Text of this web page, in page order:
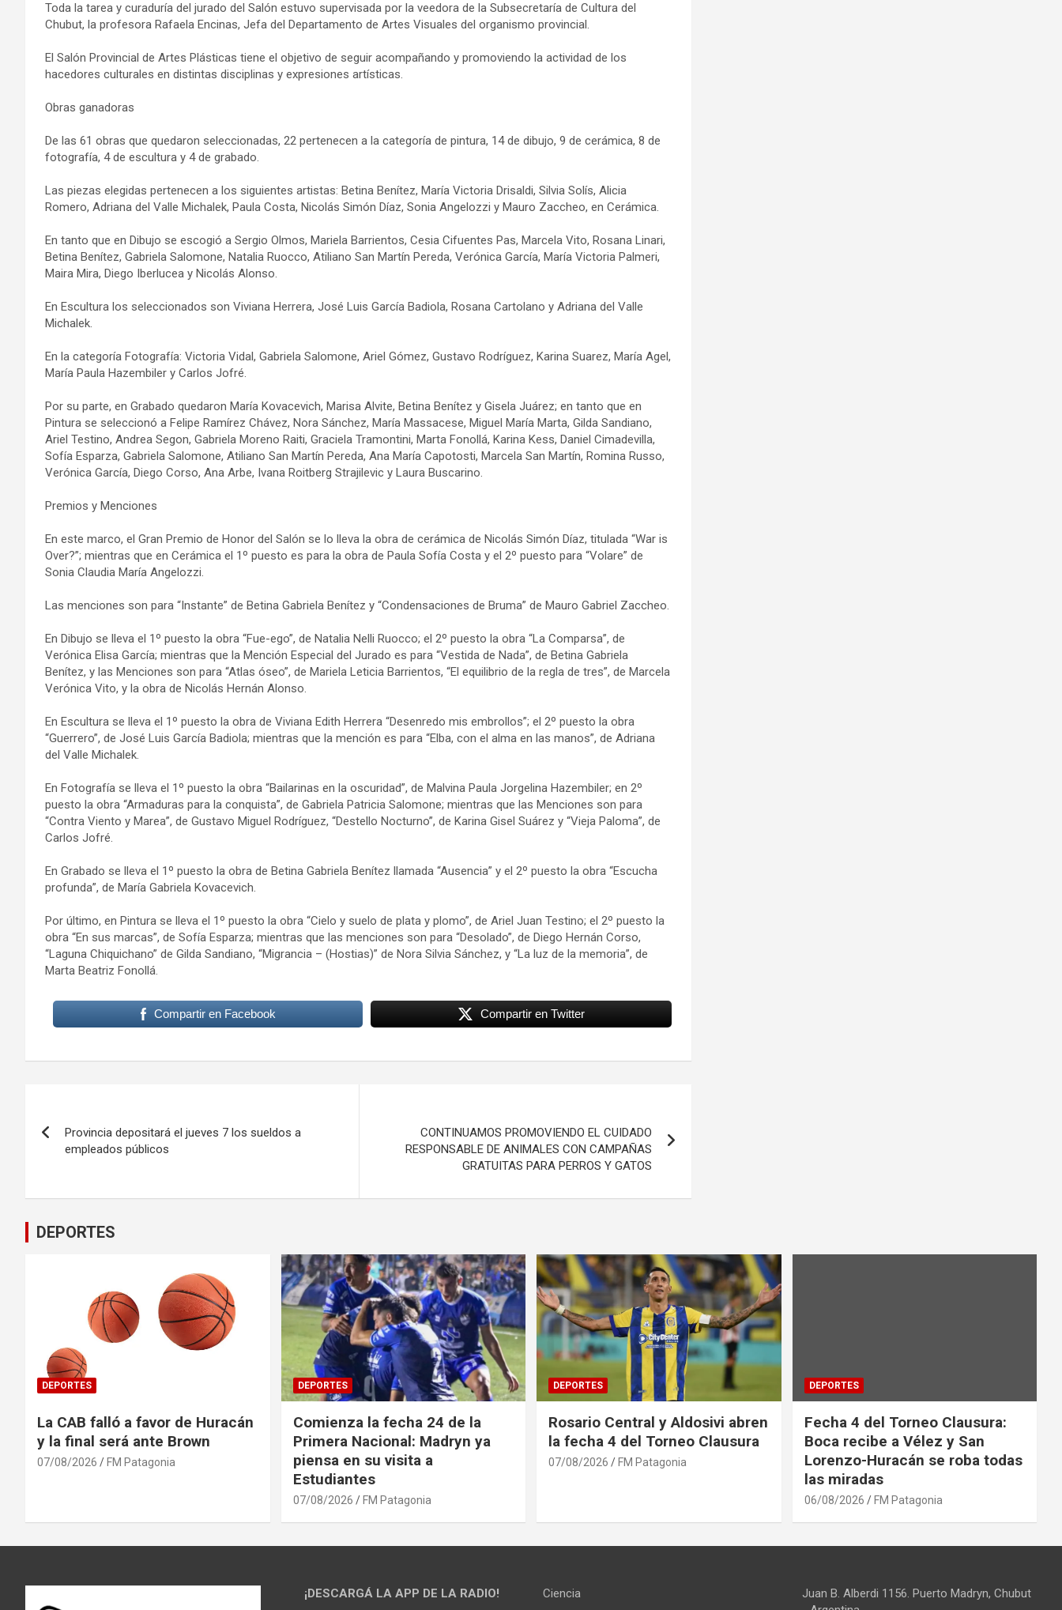
Toda la tarea y curaduría del jurado del Salón estuvo supervisada por la veedora de la Subsecretaría de Cultura del
Chubut, la profesora Rafaela Encinas, Jefa del Departamento de Artes Visuales del organismo provincial.
El Salón Provincial de Artes Plásticas tiene el objetivo de seguir acompañando y promoviendo la actividad de los
hacedores culturales en distintas disciplinas y expresiones artísticas.
Obras ganadoras
De las 61 obras que quedaron seleccionadas, 22 pertenecen a la categoría de pintura, 14 de dibujo, 9 de cerámica, 8 de
fotografía, 4 de escultura y 4 de grabado.
Las piezas elegidas pertenecen a los siguientes artistas: Betina Benítez, María Victoria Drisaldi, Silvia Solís, Alicia
Romero, Adriana del Valle Michalek, Paula Costa, Nicolás Simón Díaz, Sonia Angelozzi y Mauro Zaccheo, en Cerámica.
En tanto que en Dibujo se escogió a Sergio Olmos, Mariela Barrientos, Cesia Cifuentes Pas, Marcela Vito, Rosana Linari,
Betina Benítez, Gabriela Salomone, Natalia Ruocco, Atiliano San Martín Pereda, Verónica García, María Victoria Palmeri,
Maira Mira, Diego Iberlucea y Nicolás Alonso.
En Escultura los seleccionados son Viviana Herrera, José Luis García Badiola, Rosana Cartolano y Adriana del Valle
Michalek.
En la categoría Fotografía: Victoria Vidal, Gabriela Salomone, Ariel Gómez, Gustavo Rodríguez, Karina Suarez, María Agel,
María Paula Hazembiler y Carlos Jofré.
Por su parte, en Grabado quedaron María Kovacevich, Marisa Alvite, Betina Benítez y Gisela Juárez; en tanto que en
Pintura se seleccionó a Felipe Ramírez Chávez, Nora Sánchez, María Massacese, Miguel María Marta, Gilda Sandiano,
Ariel Testino, Andrea Segon, Gabriela Moreno Raiti, Graciela Tramontini, Marta Fonollá, Karina Kess, Daniel Cimadevilla,
Sofía Esparza, Gabriela Salomone, Atiliano San Martín Pereda, Ana María Capotosti, Marcela San Martín, Romina Russo,
Verónica García, Diego Corso, Ana Arbe, Ivana Roitberg Strajilevic y Laura Buscarino.
Premios y Menciones
En este marco, el Gran Premio de Honor del Salón se lo lleva la obra de cerámica de Nicolás Simón Díaz, titulada “War is
Over?”; mientras que en Cerámica el 1º puesto es para la obra de Paula Sofía Costa y el 2º puesto para “Volare” de
Sonia Claudia María Angelozzi.
Las menciones son para “Instante” de Betina Gabriela Benítez y “Condensaciones de Bruma” de Mauro Gabriel Zaccheo.
En Dibujo se lleva el 1º puesto la obra “Fue-ego”, de Natalia Nelli Ruocco; el 2º puesto la obra “La Comparsa”, de
Verónica Elisa García; mientras que la Mención Especial del Jurado es para “Vestida de Nada”, de Betina Gabriela
Benítez, y las Menciones son para “Atlas óseo”, de Mariela Leticia Barrientos, “El equilibrio de la regla de tres”, de Marcela
Verónica Vito, y la obra de Nicolás Hernán Alonso.
En Escultura se lleva el 1º puesto la obra de Viviana Edith Herrera “Desenredo mis embrollos”; el 2º puesto la obra
“Guerrero”, de José Luis García Badiola; mientras que la mención es para “Elba, con el alma en las manos”, de Adriana
del Valle Michalek.
En Fotografía se lleva el 1º puesto la obra “Bailarinas en la oscuridad”, de Malvina Paula Jorgelina Hazembiler; en 2º
puesto la obra “Armaduras para la conquista”, de Gabriela Patricia Salomone; mientras que las Menciones son para
“Contra Viento y Marea”, de Gustavo Miguel Rodríguez, “Destello Nocturno”, de Karina Gisel Suárez y “Vieja Paloma”, de
Carlos Jofré.
En Grabado se lleva el 1º puesto la obra de Betina Gabriela Benítez llamada “Ausencia” y el 2º puesto la obra “Escucha
profunda”, de María Gabriela Kovacevich.
Por último, en Pintura se lleva el 1º puesto la obra “Cielo y suelo de plata y plomo”, de Ariel Juan Testino; el 2º puesto la
obra “En sus marcas”, de Sofía Esparza; mientras que las menciones son para “Desolado”, de Diego Hernán Corso,
“Laguna Chiquichano” de Gilda Sandiano, “Migrancia – (Hostias)” de Nora Silvia Sánchez, y “La luz de la memoria”, de
Marta Beatriz Fonollá.
Compartir en Facebook Compartir en Twitter
de
entradas
Provincia depositará el jueves 7 los sueldos a
empleados públicos
CONTINUAMOS PROMOVIENDO EL CUIDADO
RESPONSABLE DE ANIMALES CON CAMPAÑAS
GRATUITAS PARA PERROS Y GATOS
DEPORTES
DEPORTES
La CAB falló a favor de Huracán
y la final será ante Brown
07/08/2026 FM Patagonia
DEPORTES
Comienza la fecha 24 de la
Primera Nacional: Madryn ya
piensa en su visita a
Estudiantes
07/08/2026 FM Patagonia
DEPORTES
Rosario Central y Aldosivi abren
la fecha 4 del Torneo Clausura
07/08/2026 FM Patagonia
DEPORTES
Fecha 4 del Torneo Clausura:
Boca recibe a Vélez y San
Lorenzo-Huracán se roba todas
las miradas
06/08/2026 FM Patagonia
¡DESCARGÁ LA APP DE LA RADIO!
Ciencia
Juan B. Alberdi 1156. Puerto Madryn, Chubut